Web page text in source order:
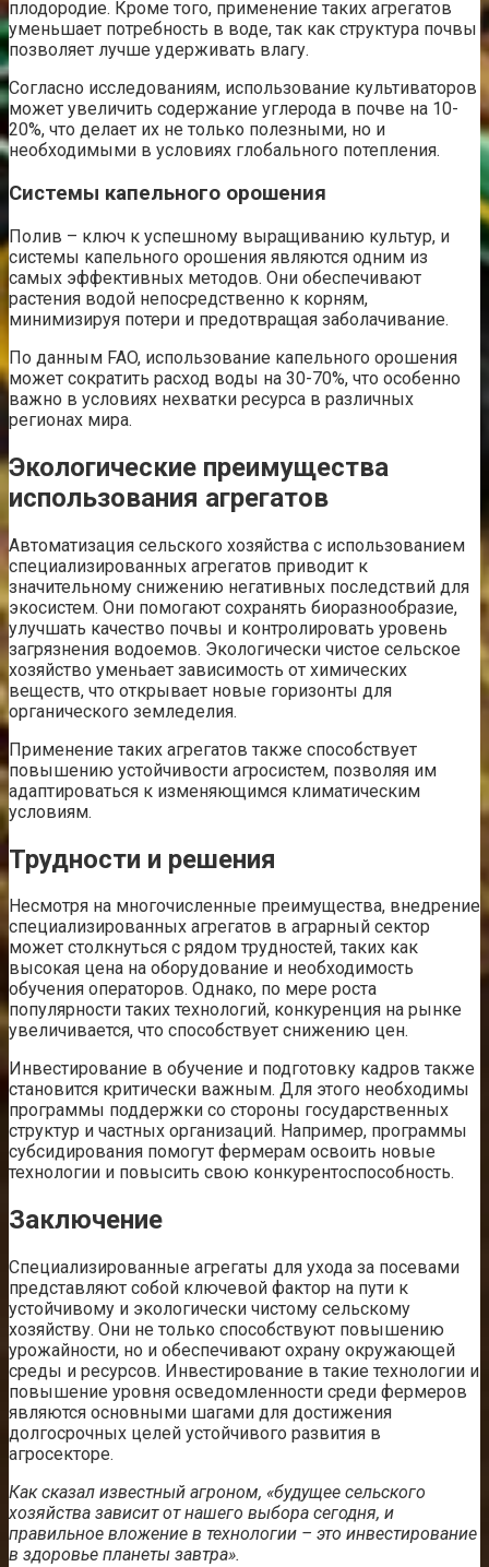
плодородие. Кроме того, применение таких агрегатов
уменьшает потребность в воде, так как структура почвы
позволяет лучше удерживать влагу.
Согласно исследованиям, использование культиваторов
может увеличить содержание углерода в почве на 10-
20%, что делает их не только полезными, но и
необходимыми в условиях глобального потепления.
Системы капельного орошения
Полив – ключ к успешному выращиванию культур, и
системы капельного орошения являются одним из
самых эффективных методов. Они обеспечивают
растения водой непосредственно к корням,
минимизируя потери и предотвращая заболачивание.
По данным FAO, использование капельного орошения
может сократить расход воды на 30-70%, что особенно
важно в условиях нехватки ресурса в различных
регионах мира.
Экологические преимущества
использования агрегатов
Автоматизация сельского хозяйства с использованием
специализированных агрегатов приводит к
значительному снижению негативных последствий для
экосистем. Они помогают сохранять биоразнообразие,
улучшать качество почвы и контролировать уровень
загрязнения водоемов. Экологически чистое сельское
хозяйство уменьает зависимость от химических
веществ, что открывает новые горизонты для
органического земледелия.
Применение таких агрегатов также способствует
повышению устойчивости агросистем, позволяя им
адаптироваться к изменяющимся климатическим
условиям.
Трудности и решения
Несмотря на многочисленные преимущества, внедрение
специализированных агрегатов в аграрный сектор
может столкнуться с рядом трудностей, таких как
высокая цена на оборудование и необходимость
обучения операторов. Однако, по мере роста
популярности таких технологий, конкуренция на рынке
увеличивается, что способствует снижению цен.
Инвестирование в обучение и подготовку кадров также
становится критически важным. Для этого необходимы
программы поддержки со стороны государственных
структур и частных организаций. Например, программы
субсидирования помогут фермерам освоить новые
технологии и повысить свою конкурентоспособность.
Заключение
Специализированные агрегаты для ухода за посевами
представляют собой ключевой фактор на пути к
устойчивому и экологически чистому сельскому
хозяйству. Они не только способствуют повышению
урожайности, но и обеспечивают охрану окружающей
среды и ресурсов. Инвестирование в такие технологии и
повышение уровня осведомленности среди фермеров
являются основными шагами для достижения
долгосрочных целей устойчивого развития в
агросекторе.
Как сказал известный агроном, «будущее сельского
хозяйства зависит от нашего выбора сегодня, и
правильное вложение в технологии – это инвестирование
в здоровье планеты завтра».